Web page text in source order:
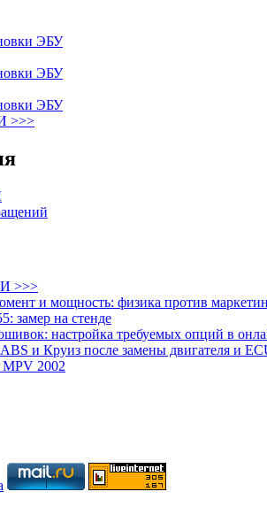
ЭБУ
ЭБУ
ЭБУ
>>>
>>>
и мощность: физика против
замер на стенде
настройка требуемых опций в
и Круиз после замены двигателя и
MPV 2002